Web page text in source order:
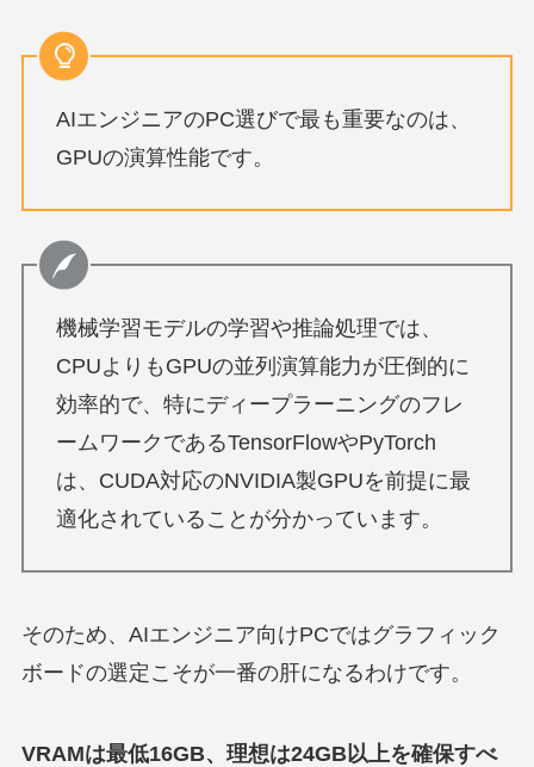
AIエンジニアのPC選びで最も重要なのは、
GPUの演算性能です。
機械学習モデルの学習や推論処理では、
CPUよりもGPUの並列演算能力が圧倒的に
効率的で、特にディープラーニングのフレ
ームワークであるTensorFlowやPyTorch
は、CUDA対応のNVIDIA製GPUを前提に最
適化されていることが分かっています。
そのため、AIエンジニア向けPCではグラフィック
ボードの選定こそが一番の肝になるわけです。
VRAMは最低16GB、理想は24GB以上を確保すべ